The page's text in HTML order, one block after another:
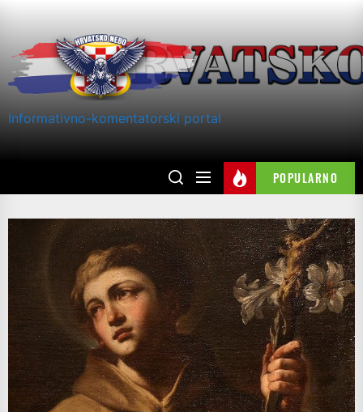
content
Informativno-komentatorski portal
POPULARNO